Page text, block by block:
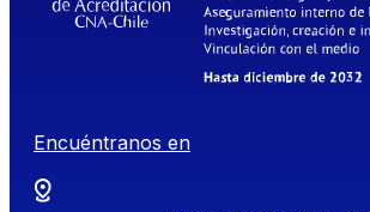
Encuéntranos en